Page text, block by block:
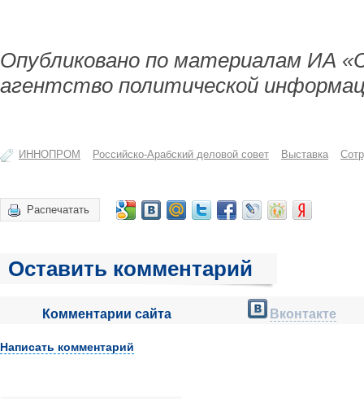
Опубликовано по материалам ИА
агентство политической
ИННОПРОМ Российско-Арабский деловой совет Выставка
Распечатать
Оставить комментарий
Комментарии сайта Вконтакте
Написать комментарий